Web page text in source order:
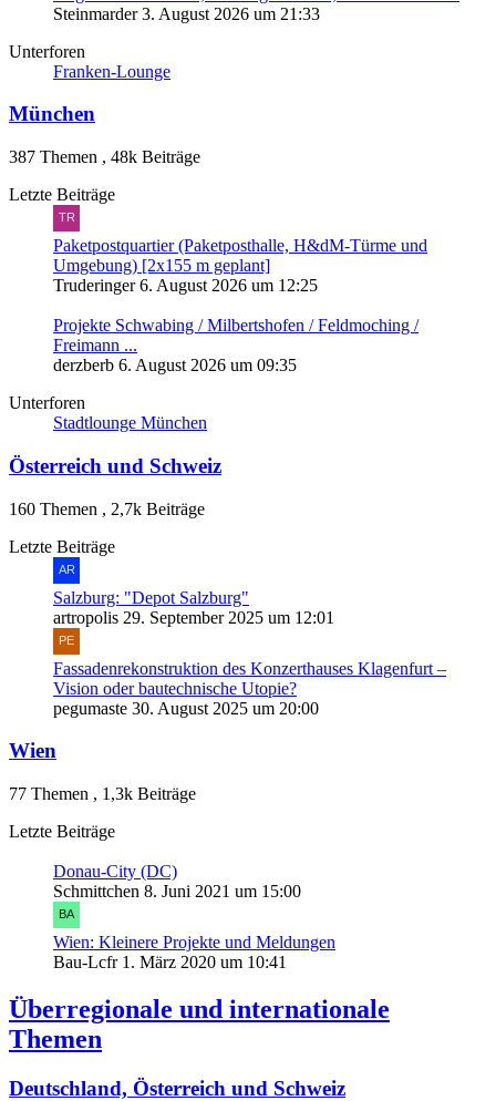
Steinmarder3. August 2026 um 21:33
Unterforen
Franken-Lounge
München
387 Themen , 48k Beiträge
Letzte Beiträge
Paketpostquartier (Paketposthalle, H&dM-Türme und
Umgebung) [2x155 m geplant]
Truderinger6. August 2026 um 12:25
Projekte Schwabing / Milbertshofen / Feldmoching /
Freimann ...
derzberb 6. August 2026 um 09:35
Unterforen
Stadtlounge München
Österreich und Schweiz
160 Themen , 2,7k Beiträge
Letzte Beiträge
Salzburg: "Depot Salzburg"
artropolis 29. September 2025 um 12:01
Fassadenrekonstruktion des Konzerthauses Klagenfurt –
Vision oder bautechnische Utopie?
pegumaste 30. August 2025 um 20:00
Wien
77 Themen , 1,3k Beiträge
Letzte Beiträge
Donau-City (DC)
Schmittchen 8. Juni 2021 um 15:00
Wien: Kleinere Projekte und Meldungen
Bau-Lcfr 1. März 2020 um 10:41
Überregionale und internationale
Themen
Deutschland, Österreich und Schweiz